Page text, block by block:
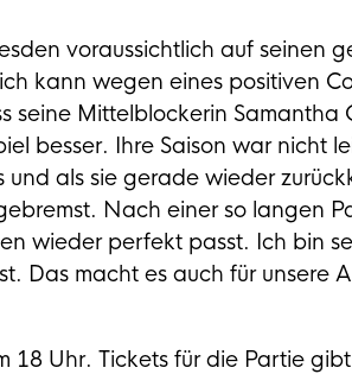
voraussichtlich auf seinen
kann wegen eines positiven
seine Mittelblockerin Samantha
besser. Ihre Saison war nicht
und als sie gerade wieder
Nach einer so langen
wieder perfekt passt. Ich bin
Das macht es auch für unsere
18 Uhr. Tickets für die Partie